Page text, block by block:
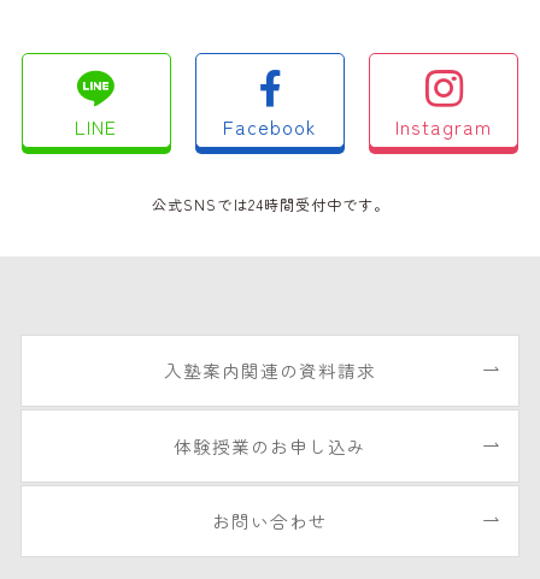
LINE Facebook Instagram
公式SNSでは24時間受付中です。
入塾案内関連の資料請求
体験授業のお申し込み
お問い合わせ